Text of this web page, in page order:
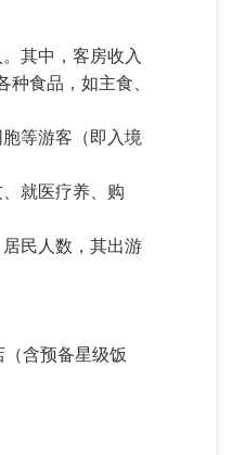
其中，客房收入
食品，如主食、
等游客（即入境
就医疗养、购
民人数，其出游
含预备星级饭